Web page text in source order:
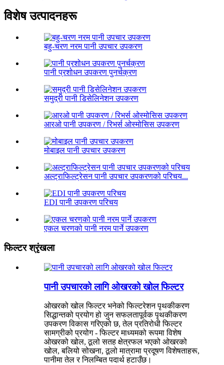
विशेष उत्पादनहरू
बहु-चरण नरम पानी उपचार उपकरण
पानी प्रशोधन उपकरण पुनर्चक्रण
समुद्री पानी डिसेलिनेशन उपकरण
आरओ पानी उपकरण / रिभर्स ओस्मोसिस उपकरण
मोबाइल पानी उपचार उपकरण
अल्ट्राफिल्ट्रेसन पानी उपचार उपकरणको परिचय...
EDI पानी उपकरण परिचय
एकल चरणको पानी नरम पार्ने उपकरण
फिल्टर श्रृंखला
पानी उपचारको लागि ओखरको खोल फिल्टर
ओखरको खोल फिल्टर भनेको फिल्टरेशन पृथकीकरण
सिद्धान्तको प्रयोग हो जुन सफलतापूर्वक पृथकीकरण
उपकरण विकास गरिएको छ, तेल प्रतिरोधी फिल्टर
सामग्रीको प्रयोग - फिल्टर माध्यमको रूपमा विशेष
ओखरको खोल, ठूलो सतह क्षेत्रफल भएको ओखरको
खोल, बलियो सोखना, ठूलो मात्रामा प्रदूषण विशेषताहरू,
पानीमा तेल र निलम्बित पदार्थ हटाउँछ।